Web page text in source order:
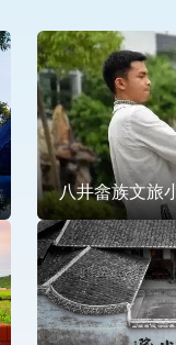
八井畲族文旅